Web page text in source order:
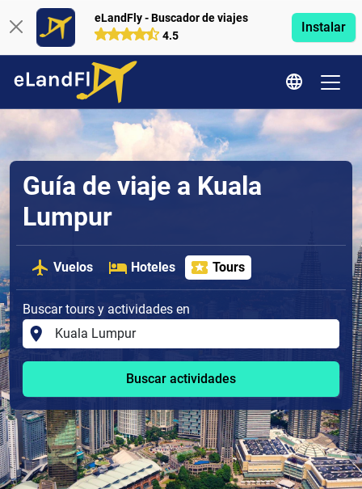
eLandFly - Buscador de viajes
4.5
Instalar
Guía de viaje a Kuala
Lumpur
Vuelos Hoteles Tours
Buscar tours y actividades en
Buscar actividades